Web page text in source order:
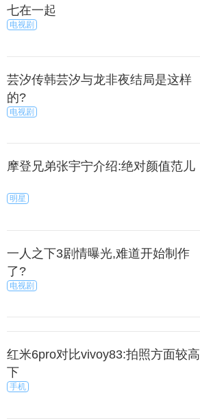
七在一起
电视剧
芸汐传韩芸汐与龙非夜结局是这样
的?
电视剧
摩登兄弟张宇宁介绍:绝对颜值范儿
明星
一人之下3剧情曝光,难道开始制作
了?
电视剧
红米6pro对比vivoy83:拍照方面较高
下
手机